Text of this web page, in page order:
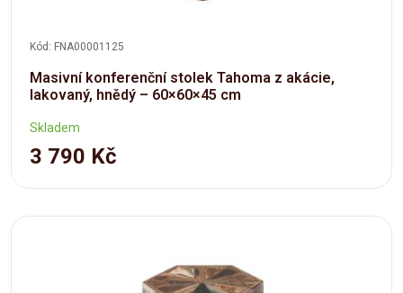
Kód: FNA00001125
Masivní konferenční stolek Tahoma z akácie,
lakovaný, hnědý – 60×60×45 cm
Skladem
3 790 Kč